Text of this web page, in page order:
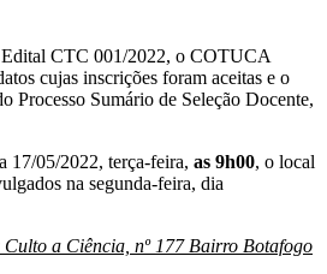
CTC 001/2022, o COTUCA
cujas inscrições foram aceitas e o
Processo Sumário de Seleção Docente,
17/05/2022, terça-feira, as 9h00, o local
na segunda-feira, dia
Culto a Ciência, nº 177 Bairro Botafogo